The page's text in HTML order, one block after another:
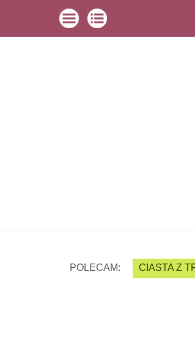
POLECAM: CIASTA Z